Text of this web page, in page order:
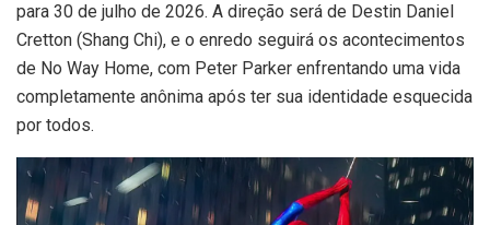
para 30 de julho de 2026. A direção será de Destin Daniel
Cretton (Shang Chi), e o enredo seguirá os acontecimentos
de No Way Home, com Peter Parker enfrentando uma vida
completamente anônima após ter sua identidade esquecida
por todos.